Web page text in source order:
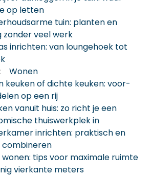
op letten
tuin: planten en
zonder veel werk
inrichten: van loungehoek tot
Wonen
keuken of dichte keuken: voor-
op een rij
vanuit huis: zo richt je een
thuiswerkplek in
inrichten: praktisch en
combineren
wonen: tips voor maximale ruimte
vierkante meters